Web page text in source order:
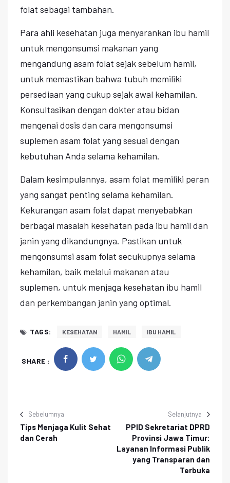
folat sebagai tambahan.
Para ahli kesehatan juga menyarankan ibu hamil
untuk mengonsumsi makanan yang
mengandung asam folat sejak sebelum hamil,
untuk memastikan bahwa tubuh memiliki
persediaan yang cukup sejak awal kehamilan.
Konsultasikan dengan dokter atau bidan
mengenai dosis dan cara mengonsumsi
suplemen asam folat yang sesuai dengan
kebutuhan Anda selama kehamilan.
Dalam kesimpulannya, asam folat memiliki peran
yang sangat penting selama kehamilan.
Kekurangan asam folat dapat menyebabkan
berbagai masalah kesehatan pada ibu hamil dan
janin yang dikandungnya. Pastikan untuk
mengonsumsi asam folat secukupnya selama
kehamilan, baik melalui makanan atau
suplemen, untuk menjaga kesehatan ibu hamil
dan perkembangan janin yang optimal.
TAGS: KESEHATAN HAMIL IBU HAMIL
SHARE :
Sebelumnya
Tips Menjaga Kulit Sehat
dan Cerah
Selanjutnya
PPID Sekretariat DPRD
Provinsi Jawa Timur:
Layanan Informasi Publik
yang Transparan dan
Terbuka